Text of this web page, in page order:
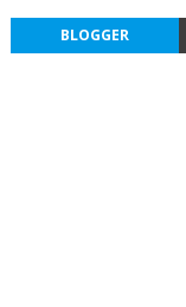
BLOGGER